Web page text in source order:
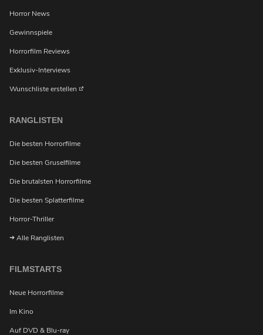
Horror News
Gewinnspiele
Horrorfilm Reviews
Exklusiv-Interviews
Wunschliste erstellen
RANGLISTEN
Die besten Horrorfilme
Die besten Gruselfilme
Die brutalsten Horrorfilme
Die besten Splatterfilme
Horror-Thriller
Alle Ranglisten
FILMSTARTS
Neue Horrorfilme
Im Kino
Auf DVD & Blu-ray